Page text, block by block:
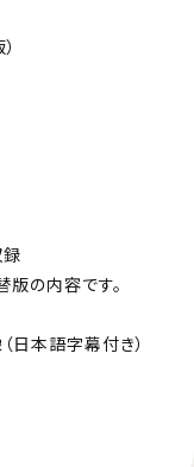
の内容です。
日本語字幕付き）